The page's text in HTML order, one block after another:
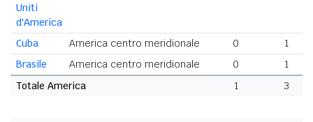
Uniti
d'America
Cuba America centro meridionale 0
1
Brasile
America centro meridionale 0
1
Totale America
1 3